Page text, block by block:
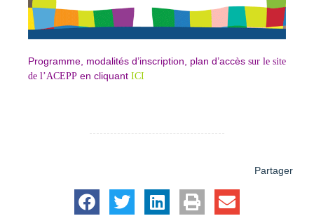
Programme, modalités d’inscription, plan d’accès sur le site
de l’ACEPP en cliquant ICI
Partager